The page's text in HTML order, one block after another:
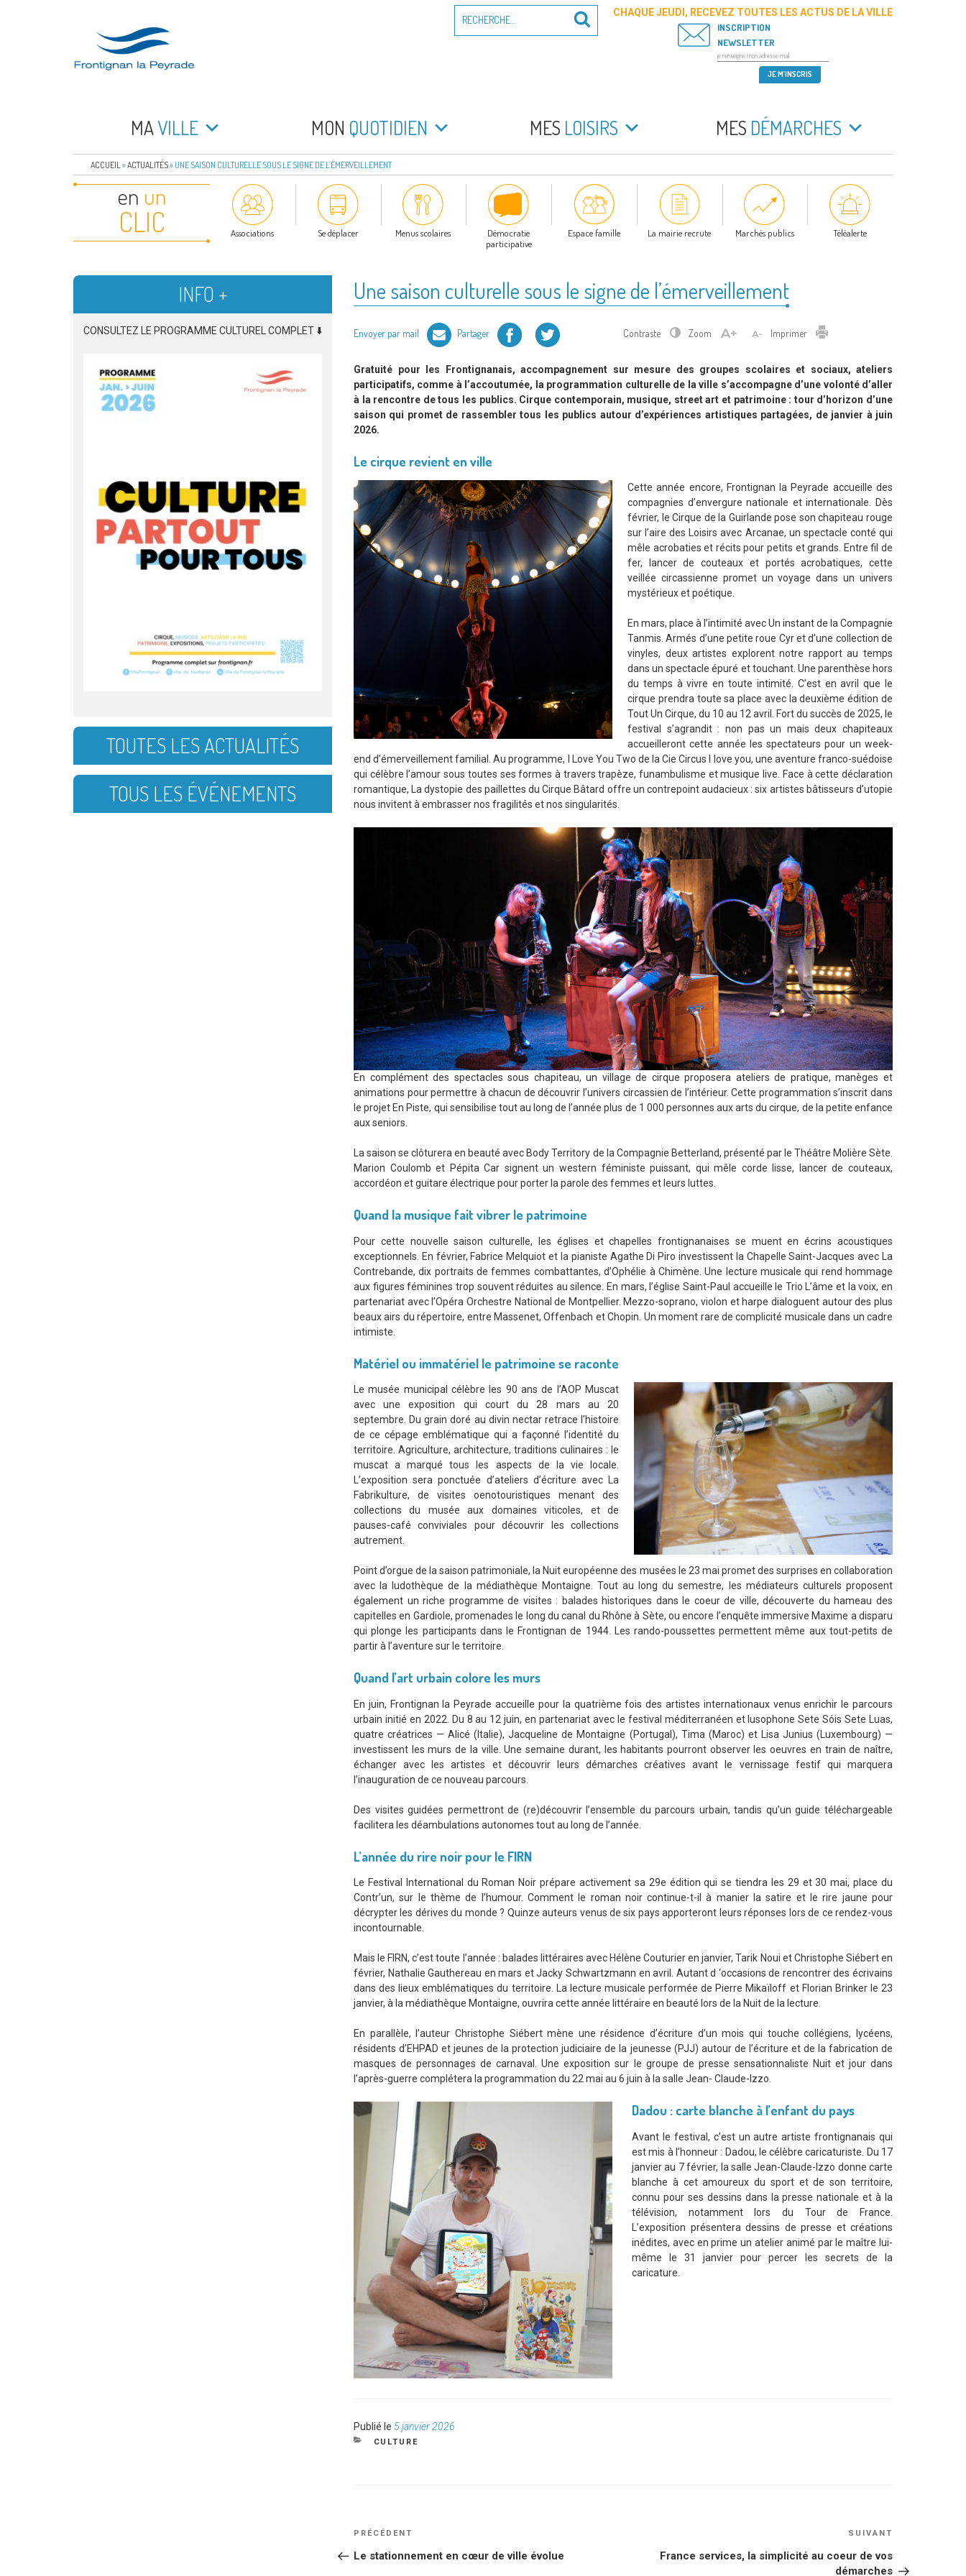
FRONTIGNAN LA PEYRADE
pour
Recherche
CHAQUE JEUDI, RECEVEZ TOUTES LES ACTUS DE LA VILLE
INSCRIPTION
NEWSLETTER
MAVILLE MON QUOTIDIEN MES LOISIRS MES DÉMARCHES
ACCUEIL »ACTUALITÉS» UNE SAISON CULTURELLE SOUS LE SIGNE DE L’ÉMERVEILLEMENT
en un
CLIC Associations Se déplacer Menus scolaires
Démocratie
participative
Espace famille La mairie recrute Marchés publics Téléalerte
Une saison culturelle sous le signe de l’émerveillement
Envoyer par mail Partager Facebook Twitter Contraste Zoom Imprimer Imprimer
Gratuité pour les Frontignanais, accompagnement sur mesure des groupes scolaires et sociaux, ateliers
participatifs, comme à l’accoutumée, la programmation culturelle de la ville s’accompagne d’une volonté d’aller
à la rencontre de tous les publics. Cirque contemporain, musique, street art et patrimoine : tour d’horizon d’une
saison qui promet de rassembler tous les publics autour d’expériences artistiques partagées, de janvier à juin
2026.
Le cirque revient en ville
Cette année encore, Frontignan la Peyrade accueille des
compagnies d’envergure nationale et internationale. Dès
février, le Cirque de la Guirlande pose son chapiteau rouge
sur l’aire des Loisirs avec Arcanae, un spectacle conté qui
mêle acrobaties et récits pour petits et grands. Entre fil de
fer, lancer de couteaux et portés acrobatiques, cette
veillée circassienne promet un voyage dans un univers
mystérieux et poétique.
En mars, place à l’intimité avec Un instant de la Compagnie
Tanmis. Armés d’une petite roue Cyr et d’une collection de
vinyles, deux artistes explorent notre rapport au temps
dans un spectacle épuré et touchant. Une parenthèse hors
du temps à vivre en toute intimité. C’est en avril que le
cirque prendra toute sa place avec la deuxième édition de
Tout Un Cirque, du 10 au 12 avril. Fort du succès de 2025, le
festival s’agrandit : non pas un mais deux chapiteaux
accueilleront cette année les spectateurs pour un week-
end d’émerveillement familial. Au programme, I Love You Two de la Cie Circus I love you, une aventure franco-suédoise
qui célèbre l’amour sous toutes ses formes à travers trapèze, funambulisme et musique live. Face à cette déclaration
romantique, La dystopie des paillettes du Cirque Bâtard offre un contrepoint audacieux : six artistes bâtisseurs d’utopie
nous invitent à embrasser nos fragilités et nos singularités.
En complément des spectacles sous chapiteau, un village de cirque proposera ateliers de pratique, manèges et
animations pour permettre à chacun de découvrir l’univers circassien de l’intérieur. Cette programmation s’inscrit dans
le projet En Piste, qui sensibilise tout au long de l’année plus de 1 000 personnes aux arts du cirque, de la petite enfance
aux seniors.
La saison se clôturera en beauté avec Body Territory de la Compagnie Betterland, présenté par le Théâtre Molière Sète.
Marion Coulomb et Pépita Car signent un western féministe puissant, qui mêle corde lisse, lancer de couteaux,
accordéon et guitare électrique pour porter la parole des femmes et leurs luttes.
Quand la musique fait vibrer le patrimoine
Pour cette nouvelle saison culturelle, les églises et chapelles frontignanaises se muent en écrins acoustiques
exceptionnels. En février, Fabrice Melquiot et la pianiste Agathe Di Piro investissent la Chapelle Saint-Jacques avec La
Contrebande, dix portraits de femmes combattantes, d’Ophélie à Chimène. Une lecture musicale qui rend hommage
aux figures féminines trop souvent réduites au silence. En mars, l’église Saint-Paul accueille le Trio L’âme et la voix, en
partenariat avec l’Opéra Orchestre National de Montpellier. Mezzo-soprano, violon et harpe dialoguent autour des plus
beaux airs du répertoire, entre Massenet, Offenbach et Chopin. Un moment rare de complicité musicale dans un cadre
intimiste.
Matériel ou immatériel le patrimoine se raconte
Le musée municipal célèbre les 90 ans de l’AOP Muscat
avec une exposition qui court du 28 mars au 20
septembre. Du grain doré au divin nectar retrace l’histoire
de ce cépage emblématique qui a façonné l’identité du
territoire. Agriculture, architecture, traditions culinaires : le
muscat a marqué tous les aspects de la vie locale.
L’exposition sera ponctuée d’ateliers d’écriture avec La
Fabrikulture, de visites oenotouristiques menant des
collections du musée aux domaines viticoles, et de
pauses-café conviviales pour découvrir les collections
autrement.
Point d’orgue de la saison patrimoniale, la Nuit européenne des musées le 23 mai promet des surprises en collaboration
avec la ludothèque de la médiathèque Montaigne. Tout au long du semestre, les médiateurs culturels proposent
également un riche programme de visites : balades historiques dans le coeur de ville, découverte du hameau des
capitelles en Gardiole, promenades le long du canal du Rhône à Sète, ou encore l’enquête immersive Maxime a disparu
qui plonge les participants dans le Frontignan de 1944. Les rando-poussettes permettent même aux tout-petits de
partir à l’aventure sur le territoire.
Quand l’art urbain colore les murs
En juin, Frontignan la Peyrade accueille pour la quatrième fois des artistes internationaux venus enrichir le parcours
urbain initié en 2022. Du 8 au 12 juin, en partenariat avec le festival méditerranéen et lusophone Sete Sóis Sete Luas,
quatre créatrices — Alicé (Italie), Jacqueline de Montaigne (Portugal), Tima (Maroc) et Lisa Junius (Luxembourg) —
investissent les murs de la ville. Une semaine durant, les habitants pourront observer les oeuvres en train de naître,
échanger avec les artistes et découvrir leurs démarches créatives avant le vernissage festif qui marquera
l’inauguration de ce nouveau parcours.
Des visites guidées permettront de (re)découvrir l’ensemble du parcours urbain, tandis qu’un guide téléchargeable
facilitera les déambulations autonomes tout au long de l’année.
L’année du rire noir pour le FIRN
Le Festival International du Roman Noir prépare activement sa 29e édition qui se tiendra les 29 et 30 mai, place du
Contr’un, sur le thème de l’humour. Comment le roman noir continue-t-il à manier la satire et le rire jaune pour
décrypter les dérives du monde ? Quinze auteurs venus de six pays apporteront leurs réponses lors de ce rendez-vous
incontournable.
Mais le FIRN, c’est toute l’année : balades littéraires avec Hélène Couturier en janvier, Tarik Noui et Christophe Siébert en
février, Nathalie Gauthereau en mars et Jacky Schwartzmann en avril. Autant d ‘occasions de rencontrer des écrivains
dans des lieux emblématiques du territoire. La lecture musicale performée de Pierre Mikaïloff et Florian Brinker le 23
janvier, à la médiathèque Montaigne, ouvrira cette année littéraire en beauté lors de la Nuit de la lecture.
En parallèle, l’auteur Christophe Siébert mène une résidence d’écriture d’un mois qui touche collégiens, lycéens,
résidents d’EHPAD et jeunes de la protection judiciaire de la jeunesse (PJJ) autour de l’écriture et de la fabrication de
masques de personnages de carnaval. Une exposition sur le groupe de presse sensationnaliste Nuit et jour dans
l’après-guerre complétera la programmation du 22 mai au 6 juin à la salle Jean- Claude-Izzo.
Dadou : carte blanche à l’enfant du pays
Avant le festival, c’est un autre artiste frontignanais qui
est mis à l’honneur : Dadou, le célèbre caricaturiste. Du 17
janvier au 7 février, la salle Jean-Claude-Izzo donne carte
blanche à cet amoureux du sport et de son territoire,
connu pour ses dessins dans la presse nationale et à la
télévision, notamment lors du Tour de France.
L’exposition présentera dessins de presse et créations
inédites, avec en prime un atelier animé par le maître lui-
même le 31 janvier pour percer les secrets de la
caricature.
Publié le Publié
le
5 janvier 2026
CATÉGORIES
CULTURE
NAVIGATION
DE
Article
PRÉCÉDENT
Le stationnement en cœur de ville évolue
SUIVANT
France services, la simplicité au coeur de vos
démarches
INFO +
CONSULTEZ LE PROGRAMME CULTUREL COMPLET ⬇️
TOUTES LES ACTUALITÉS
TOUS LES ÉVÉNEMENTS